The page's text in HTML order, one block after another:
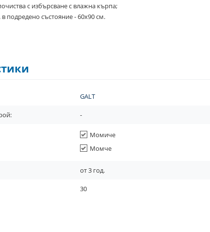
с избърсване с влажна кърпа;
подредено състояние - 60х90 см.
GALT
-
Момиче
Момче
от3 год.
30